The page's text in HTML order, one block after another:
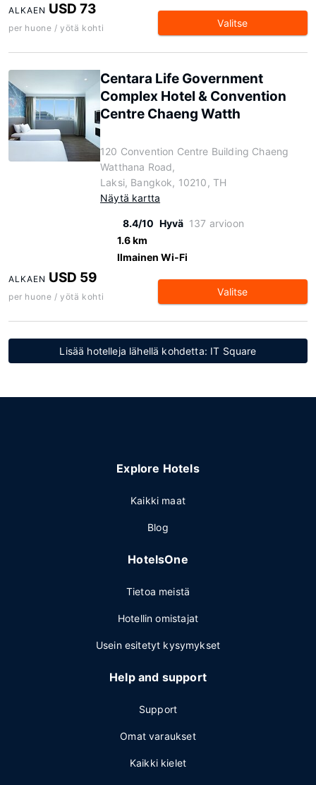
ALKAEN USD 73
per huone / yötä kohti Valitse
Centara Life Government
Complex Hotel & Convention
Centre Chaeng Watth
120 Convention Centre Building Chaeng
Watthana Road,
Laksi, Bangkok, 10210, TH
Näytä kartta
8.4/10 Hyvä 137 arvioon
1.6 km
Ilmainen Wi-Fi
ALKAEN USD 59
per huone / yötä kohti Valitse
Lisää hotelleja lähellä kohdetta: IT Square
Explore Hotels
Kaikki maat
Blog
HotelsOne
Tietoa meistä
Hotellin omistajat
Usein esitetyt kysymykset
Help and support
Support
Omat varaukset
Kaikki kielet